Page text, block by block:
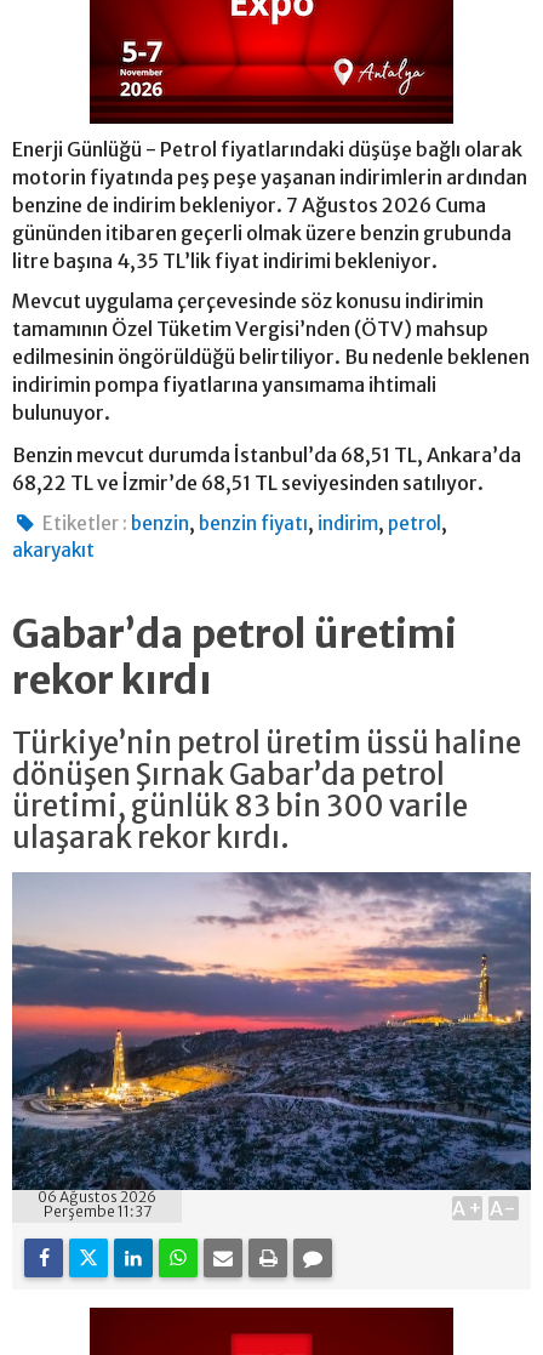
Enerji Günlüğü - Petrol fiyatlarındaki düşüşe bağlı olarak
motorin fiyatında peş peşe yaşanan indirimlerin ardından
benzine de indirim bekleniyor. 7 Ağustos 2026 Cuma
gününden itibaren geçerli olmak üzere benzin grubunda
litre başına 4,35 TL’lik fiyat indirimi bekleniyor.
Mevcut uygulama çerçevesinde söz konusu indirimin
tamamının Özel Tüketim Vergisi’nden (ÖTV) mahsup
edilmesinin öngörüldüğü belirtiliyor. Bu nedenle beklenen
indirimin pompa fiyatlarına yansımama ihtimali
bulunuyor.
Benzin mevcut durumda İstanbul’da 68,51 TL, Ankara’da
68,22 TL ve İzmir’de 68,51 TL seviyesinden satılıyor.
Etiketler : benzin, benzin fiyatı, indirim, petrol ,
akaryakıt
Gabar’da petrol üretimi
rekor kırdı
Türkiye’nin petrol üretim üssü haline
dönüşen Şırnak Gabar’da petrol
üretimi, günlük 83 bin 300 varile
ulaşarak rekor kırdı.
06 Ağustos 2026
Perşembe 11:37
A+ A-